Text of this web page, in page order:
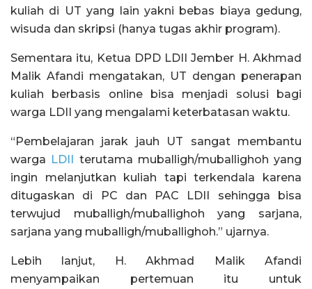
kuliah di UT yang lain yakni bebas biaya gedung,
wisuda dan skripsi (hanya tugas akhir program).
Sementara itu, Ketua DPD LDII Jember H. Akhmad
Malik Afandi mengatakan, UT dengan penerapan
kuliah berbasis online bisa menjadi solusi bagi
warga LDII yang mengalami keterbatasan waktu.
“Pembelajaran jarak jauh UT sangat membantu
warga LDII terutama muballigh/muballighoh yang
ingin melanjutkan kuliah tapi terkendala karena
ditugaskan di PC dan PAC LDII sehingga bisa
terwujud muballigh/muballighoh yang sarjana,
sarjana yang muballigh/muballighoh.” ujarnya.
Lebih lanjut, H. Akhmad Malik Afandi
menyampaikan pertemuan itu untuk